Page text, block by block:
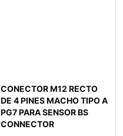
CONECTOR M12 RECTO
DE 4 PINES MACHO TIPO A
PG7 PARA SENSOR BS
CONNECTOR